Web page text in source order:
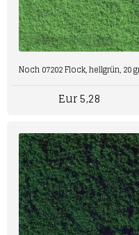
Noch 07202 Flock, hellgrün, 20
Eur 5,28